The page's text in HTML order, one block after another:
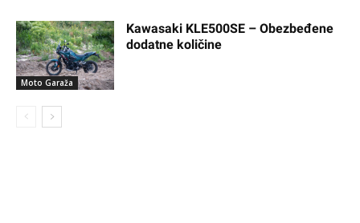
Moto Garaža
Kawasaki KLE500SE – Obezbeđene
dodatne količine